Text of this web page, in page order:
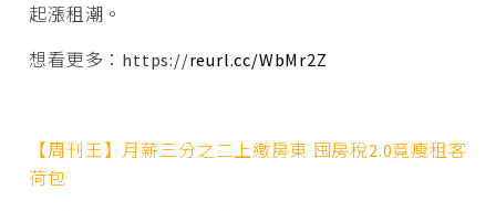
起漲租潮。
想看更多：https://reurl.cc/WbMr2Z
【周刊王】月薪三分之二上繳房東 囤房稅2.0竟瘦租客
荷包